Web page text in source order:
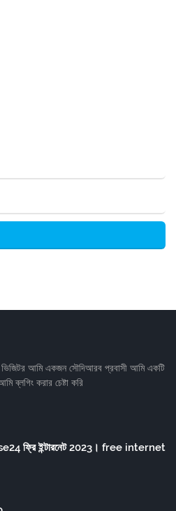
আমি একজন সৌদিআরব প্রবাসী আমি একটি
ব্লগিং করার চেষ্টা করি
ফ্রি ইন্টারনেট 2023। free internet